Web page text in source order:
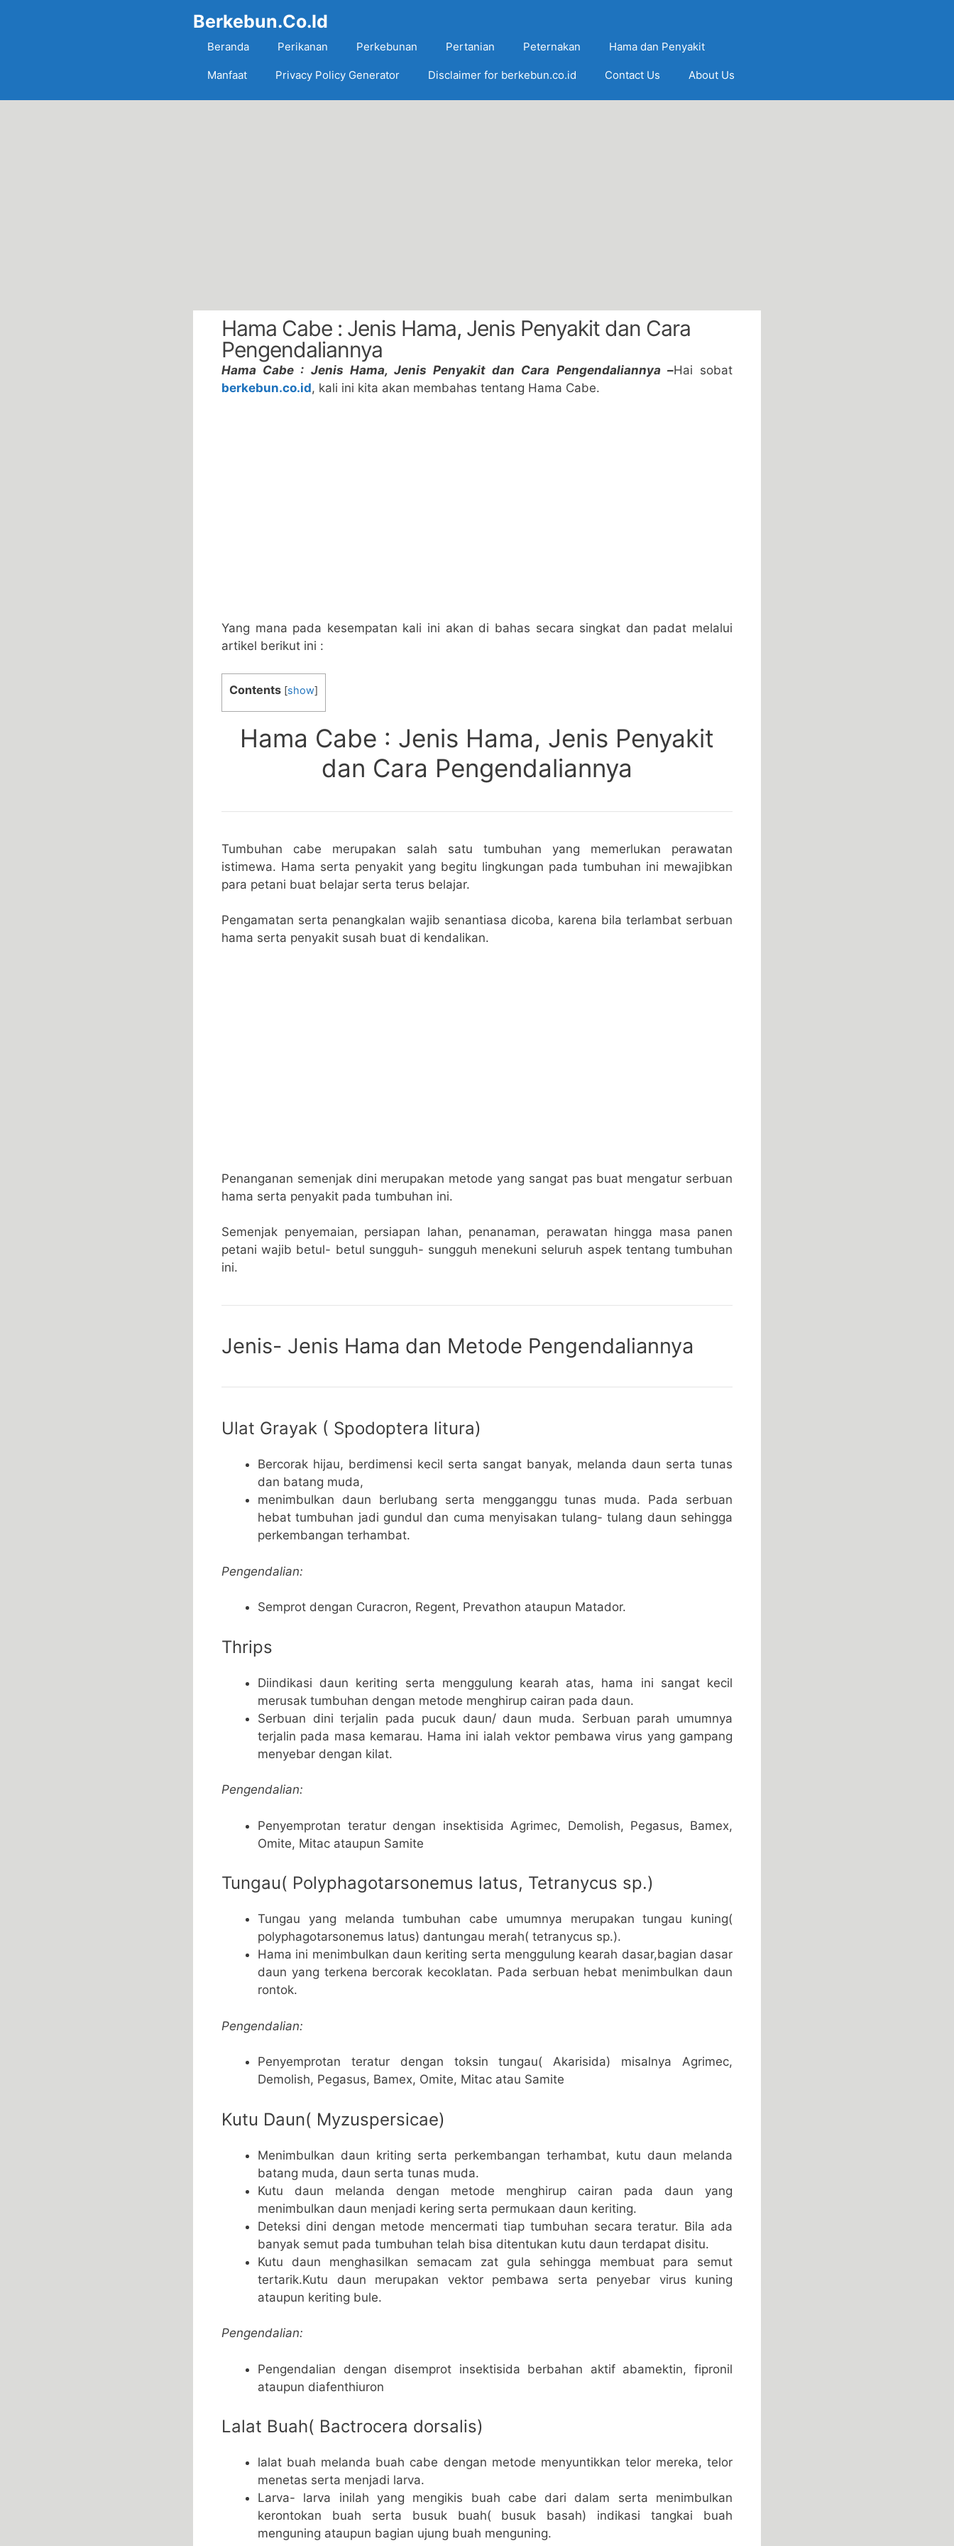
Berkebun.Co.Id
Beranda Perikanan Perkebunan Pertanian Peternakan Hama dan Penyakit
Manfaat Privacy Policy Generator Disclaimer for berkebun.co.id Contact Us About Us
Hama Cabe : Jenis Hama, Jenis Penyakit dan Cara
Pengendaliannya
Hama Cabe : Jenis Hama, Jenis Penyakit dan Cara Pengendaliannya –Hai sobat
berkebun.co.id, kali ini kita akan membahas tentang Hama Cabe.
Yang mana pada kesempatan kali ini akan di bahas secara singkat dan padat melalui
artikel berikut ini :
Contents [show]
Hama Cabe : Jenis Hama, Jenis Penyakit
dan Cara Pengendaliannya
Tumbuhan cabe merupakan salah satu tumbuhan yang memerlukan perawatan
istimewa. Hama serta penyakit yang begitu lingkungan pada tumbuhan ini mewajibkan
para petani buat belajar serta terus belajar.
Pengamatan serta penangkalan wajib senantiasa dicoba, karena bila terlambat serbuan
hama serta penyakit susah buat di kendalikan.
Penanganan semenjak dini merupakan metode yang sangat pas buat mengatur serbuan
hama serta penyakit pada tumbuhan ini.
Semenjak penyemaian, persiapan lahan, penanaman, perawatan hingga masa panen
petani wajib betul- betul sungguh- sungguh menekuni seluruh aspek tentang tumbuhan
ini.
Jenis- Jenis Hama dan Metode Pengendaliannya
Ulat Grayak ( Spodoptera litura)
Bercorak hijau, berdimensi kecil serta sangat banyak, melanda daun serta tunas
dan batang muda,
menimbulkan daun berlubang serta mengganggu tunas muda. Pada serbuan
hebat tumbuhan jadi gundul dan cuma menyisakan tulang- tulang daun sehingga
perkembangan terhambat.
Pengendalian:
Semprot dengan Curacron, Regent, Prevathon ataupun Matador.
Thrips
Diindikasi daun keriting serta menggulung kearah atas, hama ini sangat kecil
merusak tumbuhan dengan metode menghirup cairan pada daun.
Serbuan dini terjalin pada pucuk daun/ daun muda. Serbuan parah umumnya
terjalin pada masa kemarau. Hama ini ialah vektor pembawa virus yang gampang
menyebar dengan kilat.
Pengendalian:
Penyemprotan teratur dengan insektisida Agrimec, Demolish, Pegasus, Bamex,
Omite, Mitac ataupun Samite
Tungau( Polyphagotarsonemus latus, Tetranycus sp.)
Tungau yang melanda tumbuhan cabe umumnya merupakan tungau kuning(
polyphagotarsonemus latus) dantungau merah( tetranycus sp.).
Hama ini menimbulkan daun keriting serta menggulung kearah dasar,bagian dasar
daun yang terkena bercorak kecoklatan. Pada serbuan hebat menimbulkan daun
rontok.
Pengendalian:
Penyemprotan teratur dengan toksin tungau( Akarisida) misalnya Agrimec,
Demolish, Pegasus, Bamex, Omite, Mitac atau Samite
Kutu Daun( Myzuspersicae)
Menimbulkan daun kriting serta perkembangan terhambat, kutu daun melanda
batang muda, daun serta tunas muda.
Kutu daun melanda dengan metode menghirup cairan pada daun yang
menimbulkan daun menjadi kering serta permukaan daun keriting.
Deteksi dini dengan metode mencermati tiap tumbuhan secara teratur. Bila ada
banyak semut pada tumbuhan telah bisa ditentukan kutu daun terdapat disitu.
Kutu daun menghasilkan semacam zat gula sehingga membuat para semut
tertarik.Kutu daun merupakan vektor pembawa serta penyebar virus kuning
ataupun keriting bule.
Pengendalian:
Pengendalian dengan disemprot insektisida berbahan aktif abamektin, fipronil
ataupun diafenthiuron
Lalat Buah( Bactrocera dorsalis)
lalat buah melanda buah cabe dengan metode menyuntikkan telor mereka, telor
menetas serta menjadi larva.
Larva- larva inilah yang mengikis buah cabe dari dalam serta menimbulkan
kerontokan buah serta busuk buah( busuk basah) indikasi tangkai buah
menguning ataupun bagian ujung buah menguning.